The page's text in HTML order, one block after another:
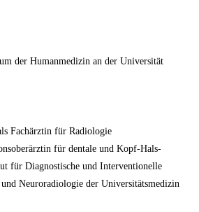
der Humanmedizin an der Universität
Fachärztin für Radiologie
für dentale und Kopf-Hals-
für Diagnostische und Interventionelle
Neuroradiologie der Universitätsmedizin